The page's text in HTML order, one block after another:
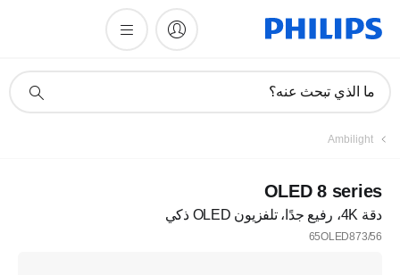
دعم
ما الذي تبحث عنه؟
Ambilight
OLED 8 series
دقة 4K، رفيع جدًا، تلفزيون OLED ذكي
65OLED873/56